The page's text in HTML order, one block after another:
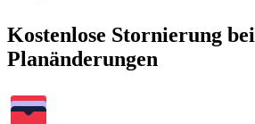
Kostenlose Stornierung bei
Planänderungen